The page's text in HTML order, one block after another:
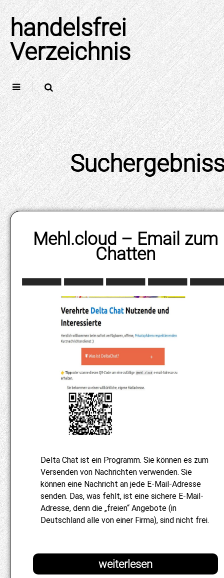
Skip
to
content
handelsfrei
Verzeichnis
Mehl.cloud – Email zum
Chatten
Delta Chat ist ein Programm. Sie können es zum
Versenden von Nachrichten verwenden. Sie
können eine Nachricht an jede E-Mail-Adresse
senden. Das, was fehlt, ist eine sichere E-Mail-
Adresse, denn die „freien“ Angebote (in
Deutschland alle von einer Firma), sind nicht frei.